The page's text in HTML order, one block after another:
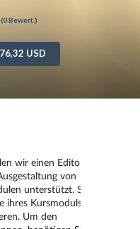
0Bewert.)
USD